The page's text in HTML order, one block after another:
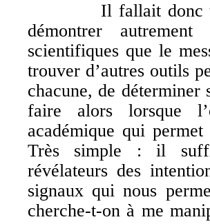
Il fallait donc
démontrer
scientifiques que le
trouver d’autres outils
chacune, de
faire alors lorsque
académique qui
Très simple : il
révélateurs des
signaux qui nous
cherche-t-on à me